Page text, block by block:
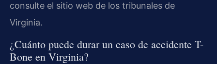
consulte el sitio web de los tribunales de
Virginia.
¿Cuánto puede durar un caso de accidente T-
Bone en Virginia?